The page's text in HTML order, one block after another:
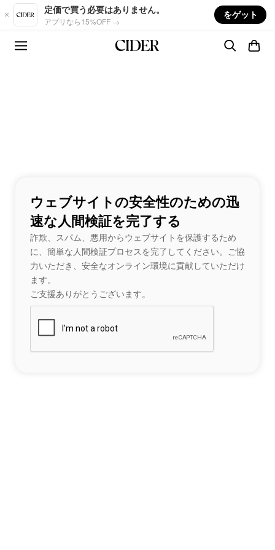
Skip to main content
定価で買う必要はありません。
アプリなら15%OFF →
をゲット
ウェブサイトの安全性のための迅
速な人間検証を完了する
詐欺、スパム、悪用からウェブサイトを保護するため
に、簡単な人間検証プロセスを完了してください。ご協
力いただき、安全なオンライン環境に貢献していただけ
ます。
ご支援ありがとうございます。